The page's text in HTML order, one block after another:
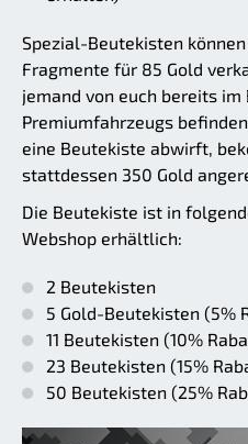
Spezial-Beutekisten
Fragmente für 85 Gold
jemand von euch bereits im
Premiumfahrzeugs
eine Beutekiste abwirft,
stattdessen 350 Gold
Die Beutekiste ist in
Webshop erhältlich:
2 Beutekisten
5 Gold-Beutekisten (5%
11 Beutekisten (10%
23 Beutekisten (15%
50 Beutekisten (25%